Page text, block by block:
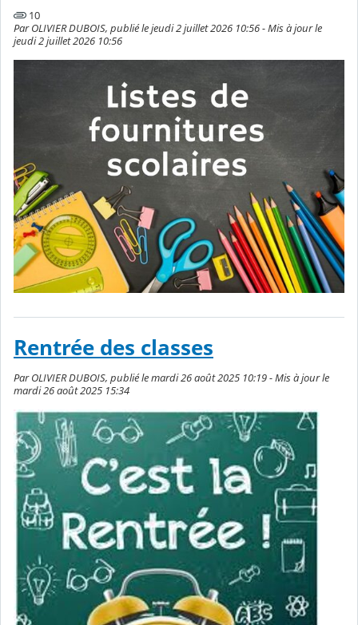
10
Par OLIVIER DUBOIS, publié le jeudi 2 juillet 2026 10:56 - Mis à jour le
jeudi 2 juillet 2026 10:56
Rentrée des classes
Par OLIVIER DUBOIS, publié le mardi 26 août 2025 10:19 - Mis à jour le
mardi 26 août 2025 15:34